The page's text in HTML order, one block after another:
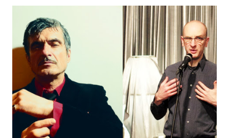
Krähe und ihn an, er die Krähe und mich, wir lächelten
gleichzeitig amüsiert. “Vorsicht!”, sagte ich zu ihm, “im
Wedding muss man immer aufpassen!” “Mach ich!”,
bestätigte der freundliche Nachbar, "Hab alles im Blick!”
Wir fixierten die ertappte Krähe, die sich zurückzog.
Heute ging sie leer aus, Abspann, Ende. Die Brauseboys am
Donnerstag, 4.6. (20 Uhr) Mit Mareike Barmeyer , Jobinski
und Bjarne Haus der Sinne (Ystader St...